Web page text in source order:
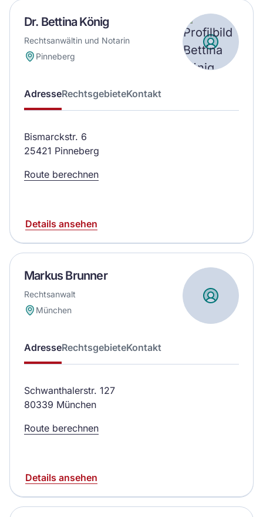
Dr. Bettina König
Rechtsanwältin und Notarin
Pinneberg
AdresseRechtsgebieteKontakt
Bismarckstr. 6
25421 Pinneberg
Route berechnen
Details ansehen
Markus Brunner
Rechtsanwalt
München
AdresseRechtsgebieteKontakt
Schwanthalerstr. 127
80339 München
Route berechnen
Details ansehen